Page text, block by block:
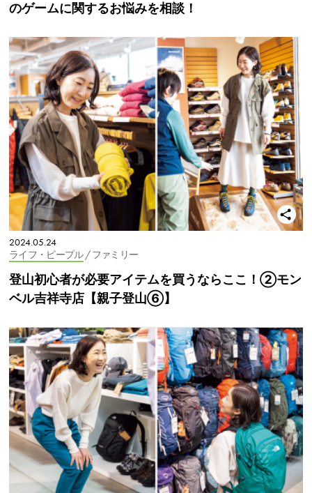
のゲームに関するお悩みを相談！
2024.05.24
ライフ・ピープル/ ファミリー
登山初心者が必要アイテムを買うならここ！②モン
ベル吉祥寺店【親子登山⑥】